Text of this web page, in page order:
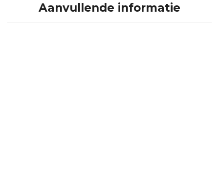
Aanvullende informatie